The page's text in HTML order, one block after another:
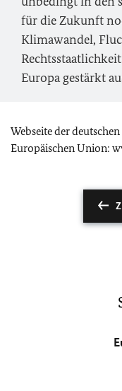
für die Zukunft
Klimawandel,
Europa gestärkt
Webseite der
Europäischen Union: